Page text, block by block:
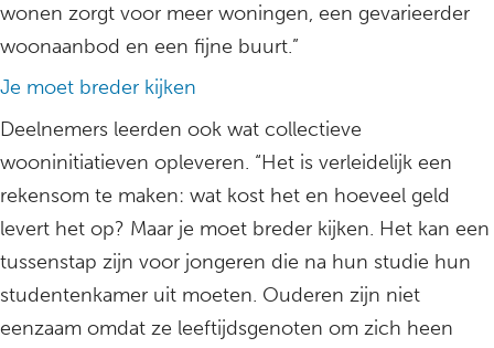
wonen zorgt voor meer woningen, een gevarieerder
woonaanbod en een fijne buurt.”
Je moet breder kijken
Deelnemers leerden ook wat collectieve
wooninitiatieven opleveren. “Het is verleidelijk een
rekensom te maken: wat kost het en hoeveel geld
levert het op? Maar je moet breder kijken. Het kan een
tussenstap zijn voor jongeren die na hun studie hun
studentenkamer uit moeten. Ouderen zijn niet
eenzaam omdat ze leeftijdsgenoten om zich heen